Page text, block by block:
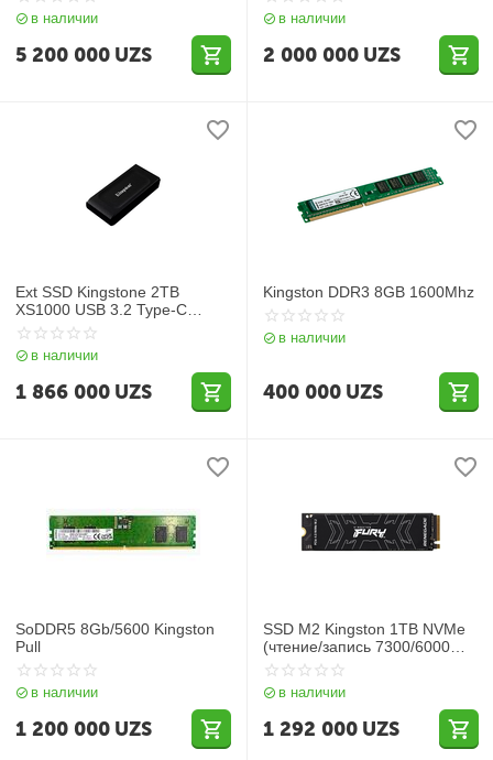
в наличии
5 200 000 UZS
в наличии
2 000 000 UZS
Ext SSD Kingstone 2TB
XS1000 USB 3.2 Type-C
(SXS1000/2000G)
в наличии
1 866 000 UZS
Kingston DDR3 8GB 1600Mhz
в наличии
400 000 UZS
SoDDR5 8Gb/5600 Kingston
Pull
в наличии
1 200 000 UZS
SSD M2 Kingston 1TB NVMe
(чтение/запись 7300/6000
МБ/с SFYRSK/1000G)
в наличии
1 292 000 UZS